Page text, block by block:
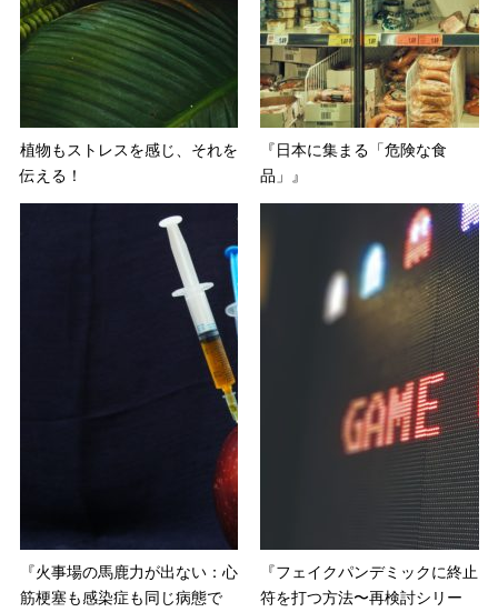
植物もストレスを感じ、それを
伝える！
『日本に集まる「危険な食
品」』
『火事場の馬鹿力が出ない：心
筋梗塞も感染症も同じ病態で
『フェイクパンデミックに終止
符を打つ方法〜再検討シリー